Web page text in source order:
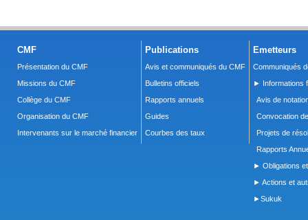
CMF
Présentation du CMF
Missions du CMF
Collège du CMF
Organisation du CMF
Intervenants sur le marché financier
Publications
Avis et communiqués du CMF
Bulletins officiels
Rapports annuels
Guides
Courbes des taux
Emetteurs
Communiqués
► Informations
Avis de
Convocation
Projets de
Rapports
► Obligations
► Actions et
►Sukuk